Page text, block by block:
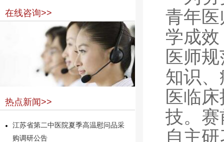
在线咨询>>
热点新闻>>
江苏省第二中医院夏季高温慰问品采
购调研公告
青年
学成效
医师
知识
医临
技。
自主